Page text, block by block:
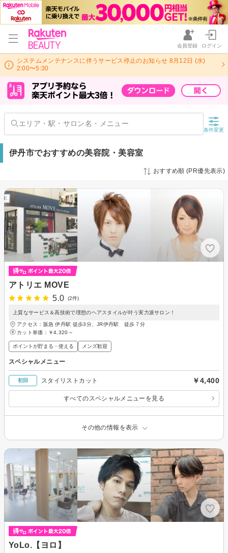
会員登録 ログイン
システムメンテナンスに伴うサービス停止のお知らせ 8月12日 (水)
2:00〜5:30
条件変更
伊丹市でおすすめの美容院・美容室
おすすめ順 (PR優先表示)
アトリエ MOVE
5.0
(2件)
上質なサービス＆高技術で理想のヘアスタイルが叶う実力派サロン！
アクセス：阪急 伊丹駅 徒歩3分、JR伊丹駅 徒歩７分
カット単価： ￥4,320～
ポイントが貯まる・使える メンズ歓迎
スペシャルメニュー
初回 スタイリストカット ￥4,400
すべてのスペシャルメニューを見る
その他の情報を表示
YoLo.【ヨロ】